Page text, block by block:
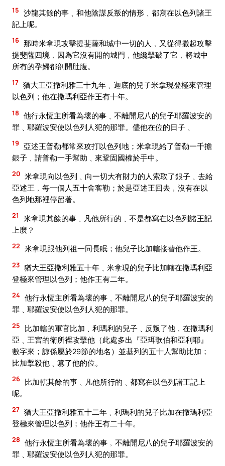
15 沙龍其餘的事﹑和他陰謀反叛的情形﹑都寫在以色列諸王
記上呢。
16 那時米拿現攻擊提斐薩和城中一切的人﹐又從得撒起攻擊
提斐薩四境﹐因為它沒有開的城門﹐他纔擊破了它﹐將城中
所有的孕婦都剖開肚腹。
17 猶大王亞撒利雅三十九年﹑迦底的兒子米拿現登極來管理
以色列；他在撒瑪利亞作王有十年。
18 他行永恆主所看為壞的事﹑不離開尼八的兒子耶羅波安的
罪﹑耶羅波安使以色列人犯的那罪。儘他在位的日子﹑
19 亞述王普勒都常來攻打以色列地；米拿現給了普勒一千擔
銀子﹑請普勒一手幫助﹑來鞏固國權於手中。
20 米拿現向以色列﹑向一切大有財力的人索取了銀子﹑去給
亞述王﹐每一個人五十舍客勒；於是亞述王回去﹐沒有在以
色列地那裡停留著。
21
米拿現其餘的事﹑凡他所行的﹑不是都寫在以色列諸王記
上麼？
22 米拿現跟他列祖一同長眠；他兒子比加轄接替他作王。
23 猶大王亞撒利雅五十年﹑米拿現的兒子比加轄在撒瑪利亞
登極來管理以色列；他作王有二年。
24 他行永恆主所看為壞的事﹑不離開尼八的兒子耶羅波安的
罪﹑耶羅波安使以色列人犯的那罪。
25
比加轄的軍官比加﹑利瑪利的兒子﹑反叛了他﹐在撒瑪利
亞﹑王宮的衛所裡攻擊他（此處多出『亞珥歌伯和亞利耶』
數字來；諒係屬於29節的地名）並基列的五十人幫助比加；
比加擊殺他﹑篡了他的位。
26 比加轄其餘的事﹑凡他所行的﹑都寫在以色列諸王記上
呢。
27 猶大王亞撒利雅五十二年﹑利瑪利的兒子比加在撒瑪利亞
登極來管理以色列；他作王有二十年。
28 他行永恆主所看為壞的事﹐不離開尼八的兒子耶羅波安的
罪﹑耶羅波安使以色列人犯的那罪。